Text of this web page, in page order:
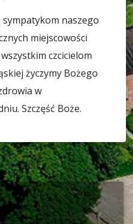
naszego
miejscowości
czcicielom
życzymy Bożego
w
Szczęść Boże.